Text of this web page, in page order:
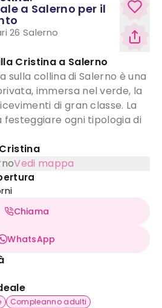
a Salerno per il
26 Salerno
Cristinaa Salerno
sulla collina di Salerno è una
immersa nel verde, la
di gran classe. La
ogni tipologia di
Vedi mappa
Chiama
WhatsApp
Compleanno adulti